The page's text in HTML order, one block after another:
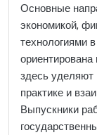
Основные
экономикой,
технологиями
здесь
практике и
Выпускники